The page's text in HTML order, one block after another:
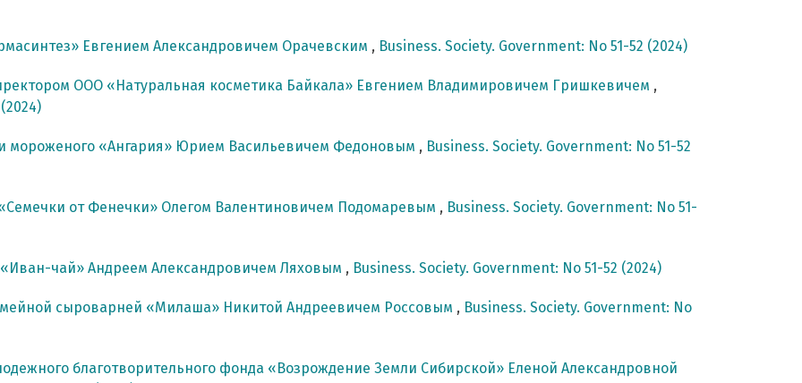
Евгением Александровичем Орачевским , Business. Society. Government: No 51-52 (2024)
ООО «Натуральная косметика Байкала» Евгением Владимировичем Гришкевичем ,
мороженого «Ангария» Юрием Васильевичем Федоновым , Business. Society. Government: No 51-52
от Фенечки» Олегом Валентиновичем Подомаревым , Business. Society. Government: No 51-
чай» Андреем Александровичем Ляховым , Business. Society. Government: No 51-52 (2024)
сыроварней «Милаша» Никитой Андреевичем Россовым , Business. Society. Government: No
благотворительного фонда «Возрождение Земли Сибирской» Еленой Александровной